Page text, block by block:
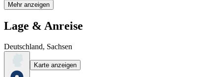
Mehr anzeigen
Lage & Anreise
Deutschland, Sachsen
Karte anzeigen